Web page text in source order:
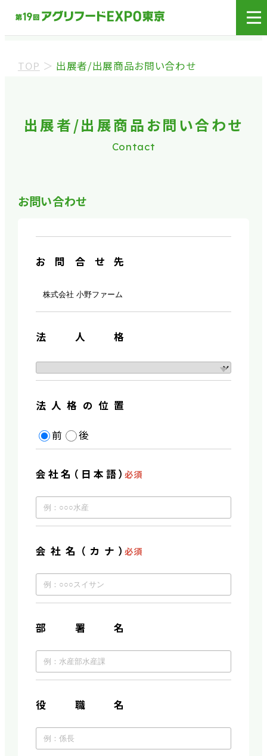
展示会場への入場には
来場登録が必要です。
来場事前登録（プレス）
※カートの持ち込みは禁止となっております。
TOP ＞ 出展者/出展商品お問い合わせ
出展者/出展商品お問い合わせ
Contact
お問い合わせ
お問合せ先
法人格
法人格の位置
前 後
会社名（日本語）必須
会社名（カナ）必須
部署名
役職名